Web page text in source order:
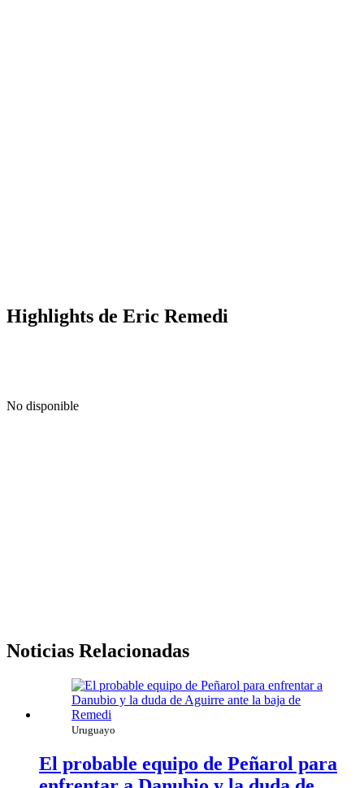
Highlights de Eric Remedi
No disponible
Noticias Relacionadas
Uruguayo
El probable equipo de Peñarol para